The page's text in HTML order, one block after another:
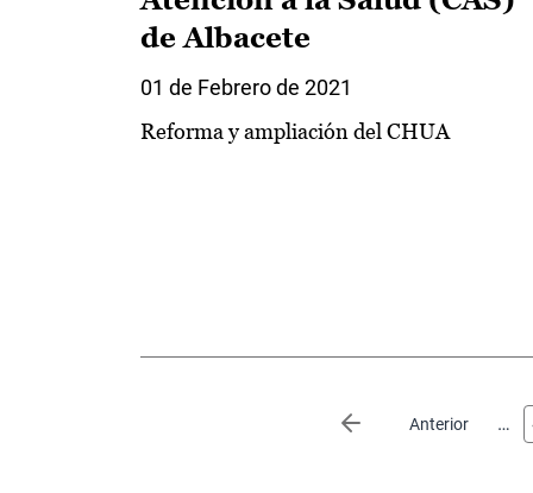
de Albacete
01 de Febrero de 2021
Reforma y ampliación del CHUA
Anterior
Página anterior …